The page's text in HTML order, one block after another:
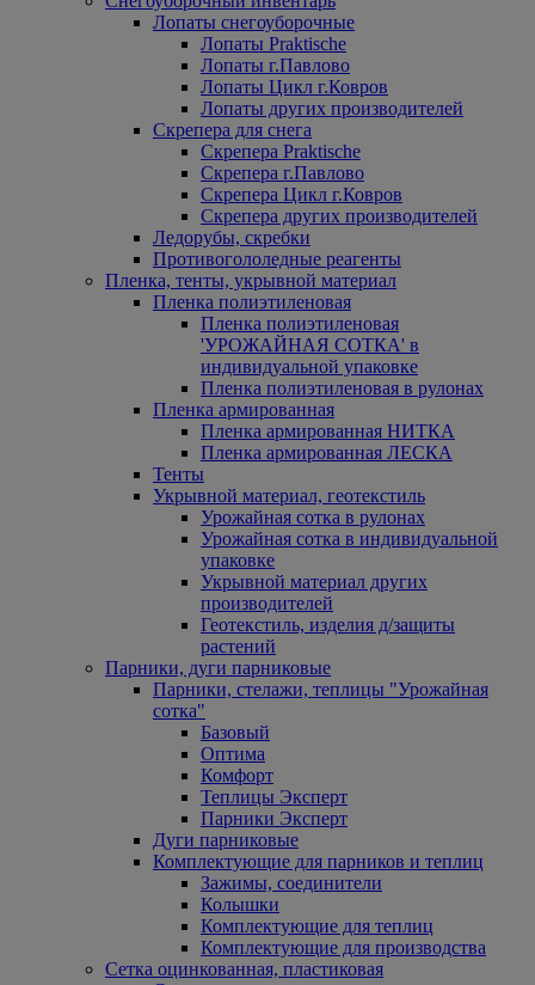
Лопаты снегоуборочные
Лопаты Praktische
Лопаты г.Павлово
Лопаты Цикл г.Ковров
Лопаты других производителей
Скрепера для снега
Скрепера Praktische
Скрепера г.Павлово
Скрепера Цикл г.Ковров
Скрепера других производителей
Ледорубы, скребки
Противогололедные реагенты
Пленка, тенты, укрывной материал
Пленка полиэтиленовая
Пленка полиэтиленовая
'УРОЖАЙНАЯ СОТКА' в
индивидуальной упаковке
Пленка полиэтиленовая в рулонах
Пленка армированная
Пленка армированная НИТКА
Пленка армированная ЛЕСКА
Тенты
Укрывной материал, геотекстиль
Урожайная сотка в рулонах
Урожайная сотка в индивидуальной
упаковке
Укрывной материал других
производителей
Геотекстиль, изделия д/защиты
растений
Парники, дуги парниковые
Парники, стелажи, теплицы "Урожайная
сотка"
Базовый
Оптима
Комфорт
Теплицы Эксперт
Парники Эксперт
Дуги парниковые
Комплектующие для парников и теплиц
Зажимы, соединители
Колышки
Комплектующие для теплиц
Комплектующие для производства
Сетка оцинкованная, пластиковая